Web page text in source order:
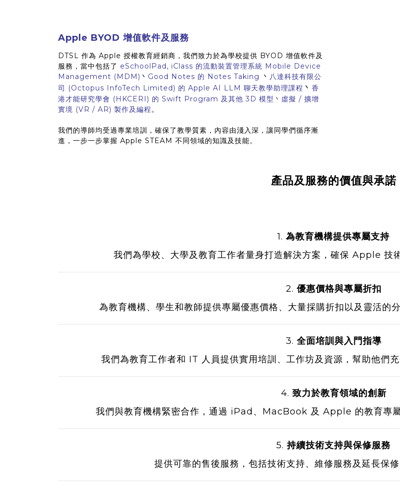
Apple BYOD 增值軟件及服務
DTSL 作為 Apple 授權教育經銷商，我們致力於為學校提供 BYOD 增值軟件及
服務，當中包括了 eSchoolPad, iClass 的流動裝置管理系統 Mobile Device
Management (MDM) 丶 Good Notes 的 Notes Taking 丶 八達科技有限公
司 (Octopus InfoTech Limited) 的 Apple AI LLM 聊天教學助理課程 丶 香
港才能研究學會 (HKCERI) 的 Swift Program 及其他 3D 模型丶虛擬 / 擴增
實境 (VR / AR) 製作及編程。
我們的導師均受過專業培訓，確保了教學質素，內容由淺入深，讓同學們循序漸
進，一步一步掌握 Apple STEAM 不同領域的知識及技能。
產品及服務的價值與承諾
1. 為教育機構提供專屬支持
我們為學校、大學及教育工作者量身打造解決方案，確保 Apple 技
2. 優惠價格與專屬折扣
為教育機構、學生和教師提供專屬優惠價格、大量採購折扣以及靈活的
3. 全面培訓與入門指導
我們為教育工作者和 IT 人員提供實用培訓、工作坊及資源，幫助他們
4. 致力於教育領域的創新
我們與教育機構緊密合作，通過 iPad、MacBook 及 Apple 的教育專屬
5. 持續技術支持與保修服務
提供可靠的售後服務，包括技術支持、維修服務及延長保